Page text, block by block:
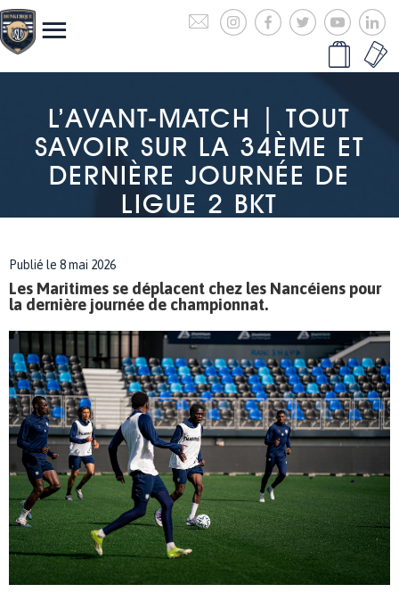
L’AVANT-MATCH | TOUT
SAVOIR SUR LA 34ÈME ET
DERNIÈRE JOURNÉE DE
LIGUE 2 BKT
Publié le 8 mai 2026
Les Maritimes se déplacent chez les Nancéiens pour
la dernière journée de championnat.